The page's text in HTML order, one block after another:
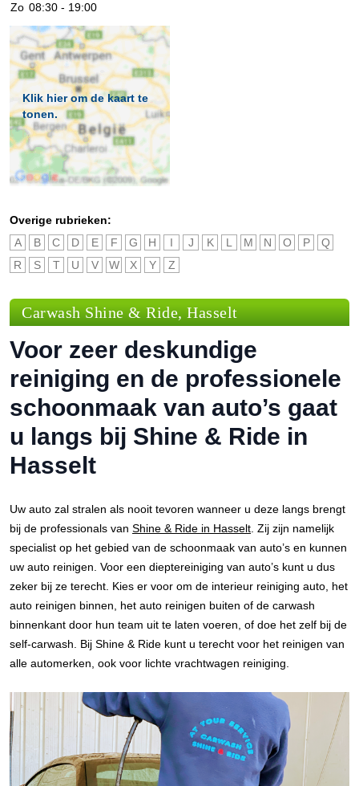
Zo 08:30 - 19:00
Klik hier om de kaart te
tonen.
Overige rubrieken:
A
B C D E F G H I J K L M N O P
Q
R
S T U V W X Y Z
Carwash Shine & Ride, Hasselt
Voor zeer deskundige
reiniging en de professionele
schoonmaak van auto’s gaat
u langs bij Shine & Ride in
Hasselt
Uw auto zal stralen als nooit tevoren wanneer u deze langs brengt
bij de professionals van Shine & Ride in Hasselt . Zij zijn namelijk
specialist op het gebied van de schoonmaak van auto’s en kunnen
uw auto reinigen. Voor een dieptereiniging van auto’s kunt u dus
zeker bij ze terecht. Kies er voor om de interieur reiniging auto, het
auto reinigen binnen, het auto reinigen buiten of de carwash
binnenkant door hun team uit te laten voeren, of doe het zelf bij de
self-carwash. Bij Shine & Ride kunt u terecht voor het reinigen van
alle automerken, ook voor lichte vrachtwagen reiniging.